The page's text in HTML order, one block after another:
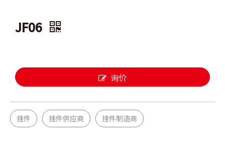
JF06
询价
挂件 挂件供应商 挂件制造商